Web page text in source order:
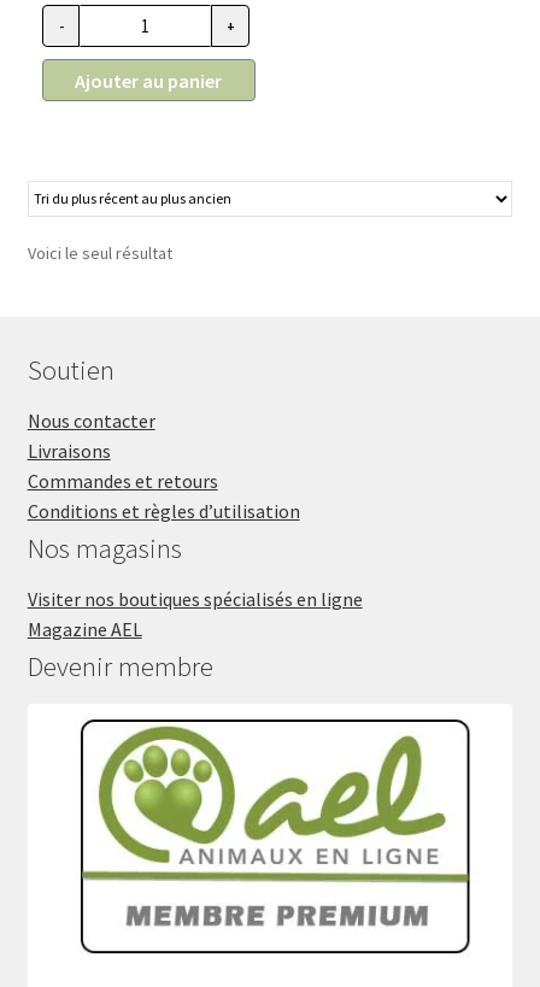
quantité de Anneau de remplacement gris pour ciseau, Rose
- +
Ajouter au panier
Voici le seul résultat
Soutien
Nous contacter
Livraisons
Commandes et retours
Conditions et règles d’utilisation
Nos magasins
Visiter nos boutiques spécialisés en ligne
Magazine AEL
Devenir membre